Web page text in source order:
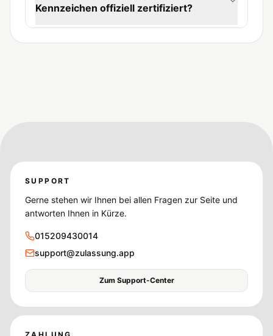
Kennzeichen offiziell zertifiziert?
SUPPORT
Gerne stehen wir Ihnen bei allen Fragen zur Seite und
antworten Ihnen in Kürze.
015209430014
support@zulassung.app
Zum Support-Center
ZAHLUNG